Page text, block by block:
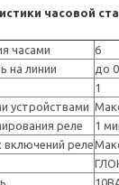
часовой
часами
6
на линии
до
1
устройствами
реле
1
реле